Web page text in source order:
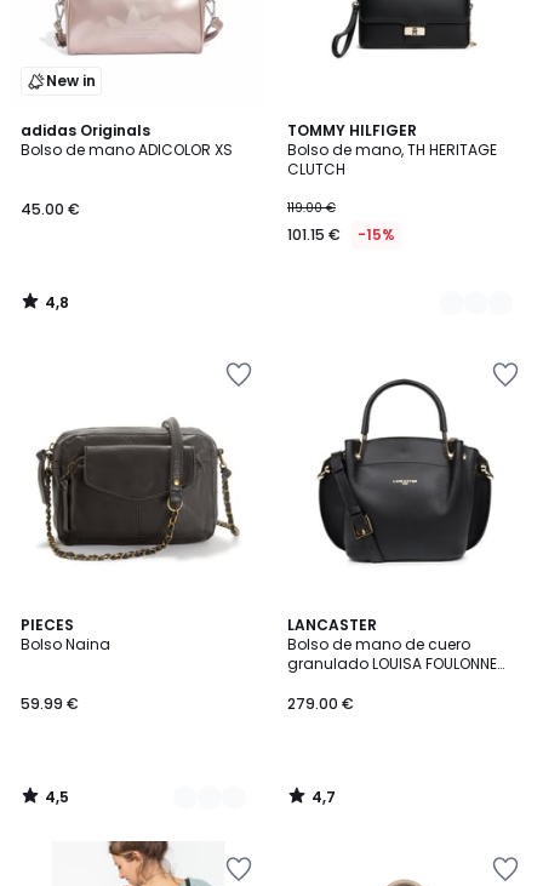
New in
adidas Originals
Bolso de mano ADICOLOR XS
45.00 €
4,8
/ 5
4,8
/
TOMMY HILFIGER
Bolso de mano, TH HERITAGE
CLUTCH
119.00 €
101.15 € -15%
2
Colores
PIECES
Bolso Naina
59.99 €
4,5
/ 5
3
Colores
4,5
/
LANCASTER
Bolso de mano de cuero
granulado LOUISA FOULONNE
279.00 €
4,7
/ 5
4,7
/